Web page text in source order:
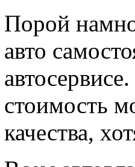
Порой
авто
стоимость
качества,